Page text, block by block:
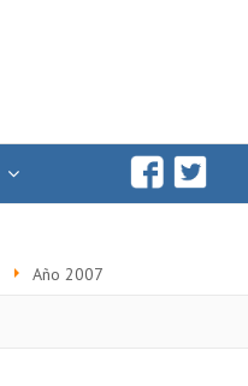
Año 2007